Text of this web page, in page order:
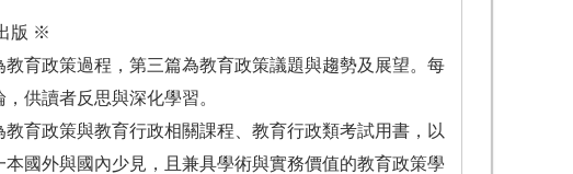
版 ※
育政策過程，第三篇為教育政策議題與趨勢及展望。每
供讀者反思與深化學習。
育政策與教育行政相關課程、教育行政類考試用書，以
國外與國內少見，且兼具學術與實務價值的教育政策學